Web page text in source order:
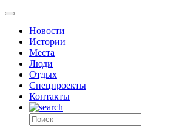
Новости
Истории
Места
Люди
Отдых
Спецпроекты
Контакты